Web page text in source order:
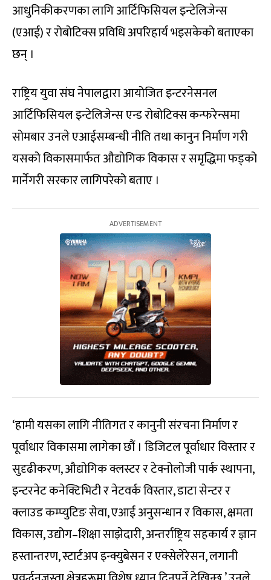
आधुनिकीकरणका लागि आर्टिफिसियल इन्टेलिजेन्स
(एआई) र रोबोटिक्स प्रविधि अपरिहार्य भइसकेको बताएका
छन् ।
राष्ट्रिय युवा संघ नेपालद्वारा आयोजित इन्टरनेसनल
आर्टिफिसियल इन्टेलिजेन्स एन्ड रोबोटिक्स कन्फरेन्समा
सोमबार उनले एआईसम्बन्धी नीति तथा कानुन निर्माण गरी
यसको विकासमार्फत औद्योगिक विकास र समृद्धिमा फड्को
मार्नेगरी सरकार लागिपरेको बताए ।
‘हामी यसका लागि नीतिगत र कानुनी संरचना निर्माण र
पूर्वाधार विकासमा लागेका छौं । डिजिटल पूर्वाधार विस्तार र
सुदृढीकरण, औद्योगिक क्लस्टर र टेक्नोलोजी पार्क स्थापना,
इन्टरनेट कनेक्टिभिटी र नेटवर्क विस्तार, डाटा सेन्टर र
क्लाउड कम्प्युटिङ सेवा, एआई अनुसन्धान र विकास, क्षमता
विकास, उद्योग–शिक्षा साझेदारी, अन्तर्राष्ट्रिय सहकार्य र ज्ञान
हस्तान्तरण, स्टार्टअप इन्क्युबेसन र एक्सेलेरेसन, लगानी